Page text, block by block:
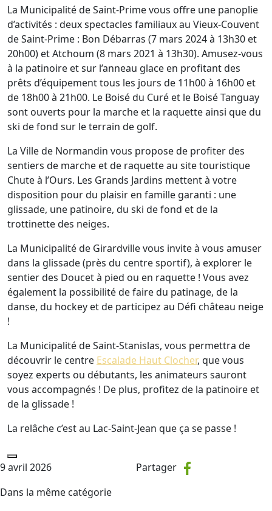
La Municipalité de Saint-Prime vous offre une panoplie
d’activités : deux spectacles familiaux au Vieux-Couvent
de Saint-Prime : Bon Débarras (7 mars 2024 à 13h30 et
20h00) et Atchoum (8 mars 2021 à 13h30). Amusez-vous
à la patinoire et sur l’anneau glace en profitant des
prêts d’équipement tous les jours de 11h00 à 16h00 et
de 18h00 à 21h00. Le Boisé du Curé et le Boisé Tanguay
sont ouverts pour la marche et la raquette ainsi que du
ski de fond sur le terrain de golf.
La Ville de Normandin vous propose de profiter des
sentiers de marche et de raquette au site touristique
Chute à l’Ours. Les Grands Jardins mettent à votre
disposition pour du plaisir en famille garanti : une
glissade, une patinoire, du ski de fond et de la
trottinette des neiges.
La Municipalité de Girardville vous invite à vous amuser
dans la glissade (près du centre sportif), à explorer le
sentier des Doucet à pied ou en raquette ! Vous avez
également la possibilité de faire du patinage, de la
danse, du hockey et de participez au Défi château neige
!
La Municipalité de Saint-Stanislas, vous permettra de
découvrir le centre Escalade Haut Clocher, que vous
soyez experts ou débutants, les animateurs sauront
vous accompagnés ! De plus, profitez de la patinoire et
de la glissade !
La relâche c’est au Lac-Saint-Jean que ça se passe !
9 avril 2026
Partager
Dans la même catégorie